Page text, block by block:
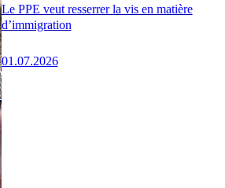
Le PPE veut resserrer la vis en matière
d’immigration
01.07.2026